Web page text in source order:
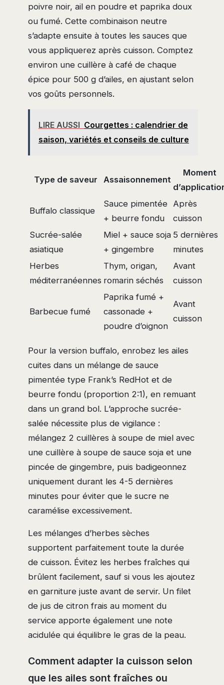
poivre noir, ail en poudre et paprika doux
ou fumé. Cette combinaison neutre
s’adapte ensuite à toutes les sauces que
vous appliquerez après cuisson. Comptez
environ une cuillère à café de chaque
épice pour 500 g d’ailes, en ajustant selon
vos goûts personnels.
LIRE AUSSI Courgettes : calendrier de
saison, variétés et conseils de culture
Type de saveur Assaisonnement
Moment
Buffalo classique
Sauce pimentée
+ beurre fondu
Après
cuisson
Sucrée-salée
asiatique
Miel + sauce soja
+ gingembre
5 dernières
minutes
Herbes
méditerranéennes
Thym, origan,
romarin séchés
Avant
cuisson
Barbecue fumé
Paprika fumé +
cassonade +
poudre d’oignon
Avant
cuisson
Pour la version buffalo, enrobez les ailes
cuites dans un mélange de sauce
pimentée type Frank’s RedHot et de
beurre fondu (proportion 2:1), en remuant
dans un grand bol. L’approche sucrée-
salée nécessite plus de vigilance :
mélangez 2 cuillères à soupe de miel avec
une cuillère à soupe de sauce soja et une
pincée de gingembre, puis badigeonnez
uniquement durant les 4-5 dernières
minutes pour éviter que le sucre ne
caramélise excessivement.
Les mélanges d’herbes sèches
supportent parfaitement toute la durée
de cuisson. Évitez les herbes fraîches qui
brûlent facilement, sauf si vous les ajoutez
en garniture juste avant de servir. Un filet
de jus de citron frais au moment du
service apporte également une note
acidulée qui équilibre le gras de la peau.
Comment adapter la cuisson selon
que les ailes sont fraîches ou